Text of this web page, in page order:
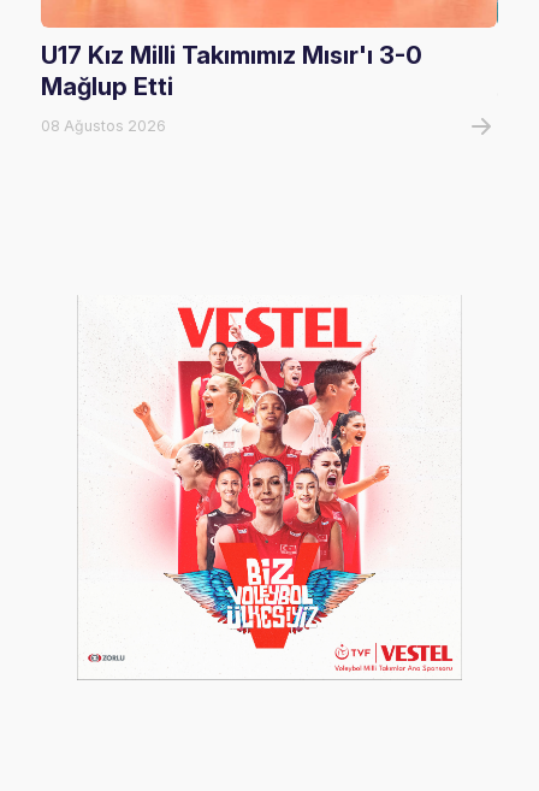
U17 Kız Milli Takımımız Mısır'ı 3-0
Mağlup Etti
08 Ağustos 2026